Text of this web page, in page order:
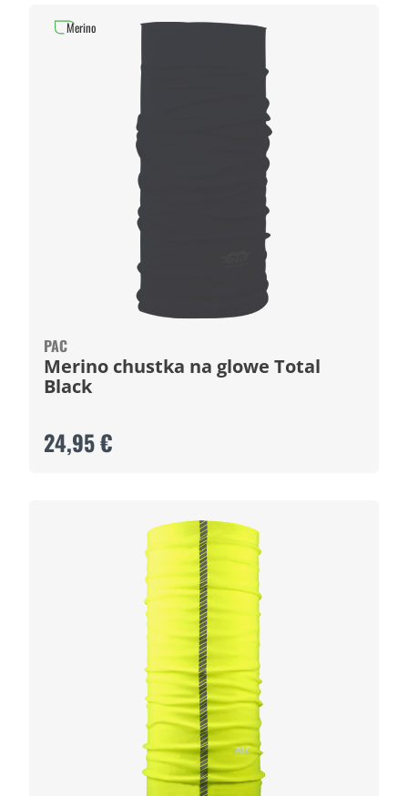
PAC
Merino chustka na glowe Total
Black
24,95 €
Merino